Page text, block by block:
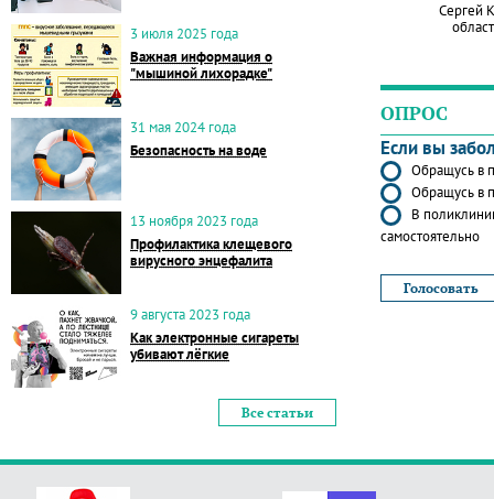
3 июля 2025 года
Важная информация о
"мышиной лихорадке"
31 мая 2024 года
Безопасность на воде
13 ноября 2023 года
Профилактика клещевого
вирусного энцефалита
9 августа 2023 года
Как электронные сигареты
убивают лёгкие
Все статьи
Сергей
ОПРОС
Если вы
Обращусь в
Обращусь в
В
самостоятельно